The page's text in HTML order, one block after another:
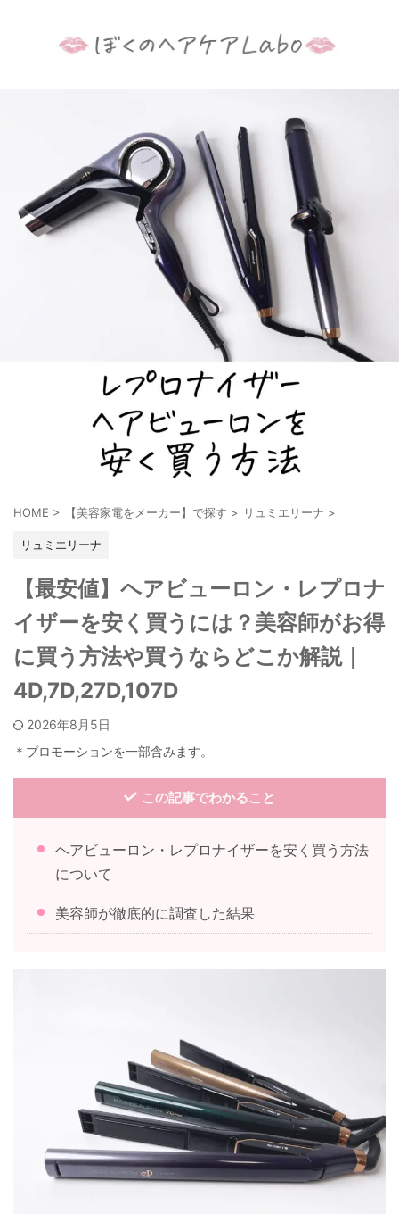
HOME > 【美容家電をメーカー】で探す > リュミエリーナ >
リュミエリーナ
【最安値】ヘアビューロン・レプロナ
イザーを安く買うには？美容師がお得
に買う方法や買うならどこか解説｜
4D,7D,27D,107D
2026年8月5日
＊プロモーションを一部含みます。
この記事でわかること
ヘアビューロン・レプロナイザーを安く買う方法
について
美容師が徹底的に調査した結果